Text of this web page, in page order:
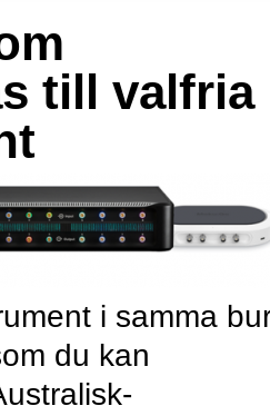
till valfria
i samma
du kan